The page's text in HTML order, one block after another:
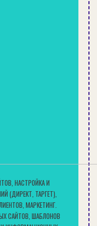
КАРКАСНЫХ
НАСТРОЙКА И
(ДИРЕКТ, ТАРГЕТ),
МАРКЕТИНГ.
САЙТОВ, ШАБЛОНОВ